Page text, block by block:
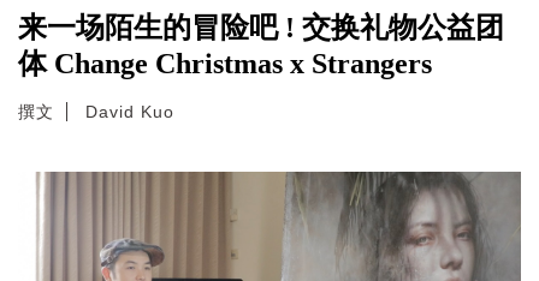
来一场陌生的冒险吧 ! 交换礼物公益团
体 Change Christmas x Strangers
撰文 David Kuo